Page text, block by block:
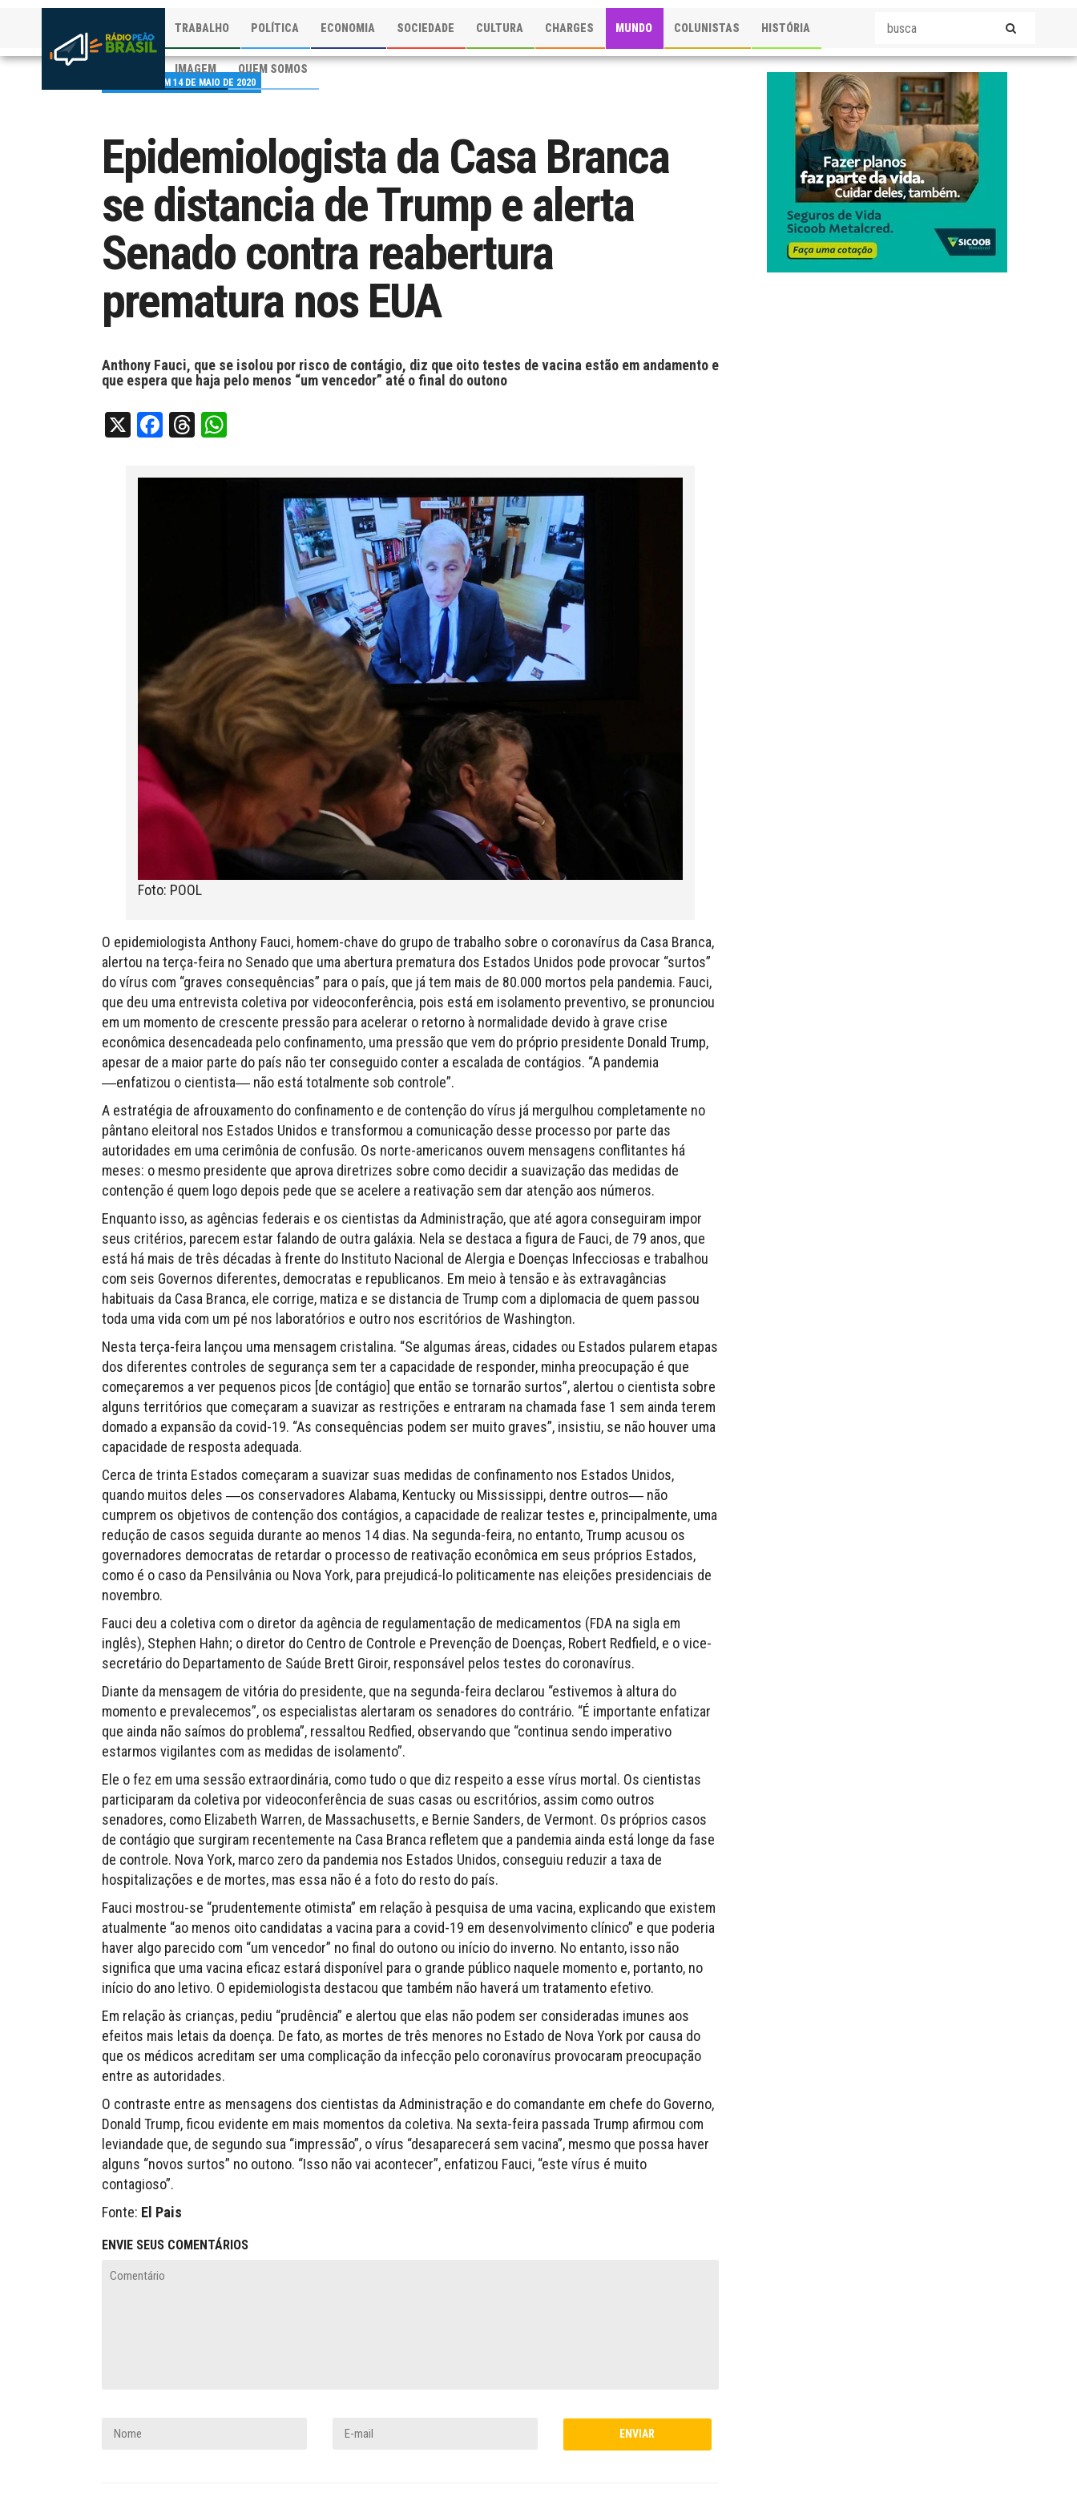
TRABALHO POLÍTICA ECONOMIA SOCIEDADE CULTURA CHARGES MUNDO COLUNISTAS HISTÓRIA
IMAGEM QUEM SOMOS
PUBLICADO EM 14 DE MAIO DE 2020
Epidemiologista da Casa Branca
se distancia de Trump e alerta
Senado contra reabertura
prematura nos EUA
Anthony Fauci, que se isolou por risco de contágio, diz que oito testes de vacina estão em andamento e
que espera que haja pelo menos “um vencedor” até o final do outono
X Facebook
Threads
Foto: POOL
O epidemiologista Anthony Fauci, homem-chave do grupo de trabalho sobre o coronavírus da Casa Branca,
alertou na terça-feira no Senado que uma abertura prematura dos Estados Unidos pode provocar “surtos”
do vírus com “graves consequências” para o país, que já tem mais de 80.000 mortos pela pandemia. Fauci,
que deu uma entrevista coletiva por videoconferência, pois está em isolamento preventivo, se pronunciou
em um momento de crescente pressão para acelerar o retorno à normalidade devido à grave crise
econômica desencadeada pelo confinamento, uma pressão que vem do próprio presidente Donald Trump,
apesar de a maior parte do país não ter conseguido conter a escalada de contágios. “A pandemia
―enfatizou o cientista― não está totalmente sob controle”.
A estratégia de afrouxamento do confinamento e de contenção do vírus já mergulhou completamente no
pântano eleitoral nos Estados Unidos e transformou a comunicação desse processo por parte das
autoridades em uma cerimônia de confusão. Os norte-americanos ouvem mensagens conflitantes há
meses: o mesmo presidente que aprova diretrizes sobre como decidir a suavização das medidas de
contenção é quem logo depois pede que se acelere a reativação sem dar atenção aos números.
Enquanto isso, as agências federais e os cientistas da Administração, que até agora conseguiram impor
seus critérios, parecem estar falando de outra galáxia. Nela se destaca a figura de Fauci, de 79 anos, que
está há mais de três décadas à frente do Instituto Nacional de Alergia e Doenças Infecciosas e trabalhou
com seis Governos diferentes, democratas e republicanos. Em meio à tensão e às extravagâncias
habituais da Casa Branca, ele corrige, matiza e se distancia de Trump com a diplomacia de quem passou
toda uma vida com um pé nos laboratórios e outro nos escritórios de Washington.
Nesta terça-feira lançou uma mensagem cristalina. “Se algumas áreas, cidades ou Estados pularem etapas
dos diferentes controles de segurança sem ter a capacidade de responder, minha preocupação é que
começaremos a ver pequenos picos [de contágio] que então se tornarão surtos”, alertou o cientista sobre
alguns territórios que começaram a suavizar as restrições e entraram na chamada fase 1 sem ainda terem
domado a expansão da covid-19. “As consequências podem ser muito graves”, insistiu, se não houver uma
capacidade de resposta adequada.
Cerca de trinta Estados começaram a suavizar suas medidas de confinamento nos Estados Unidos,
quando muitos deles ―os conservadores Alabama, Kentucky ou Mississippi, dentre outros― não
cumprem os objetivos de contenção dos contágios, a capacidade de realizar testes e, principalmente, uma
redução de casos seguida durante ao menos 14 dias. Na segunda-feira, no entanto, Trump acusou os
governadores democratas de retardar o processo de reativação econômica em seus próprios Estados,
como é o caso da Pensilvânia ou Nova York, para prejudicá-lo politicamente nas eleições presidenciais de
novembro.
Fauci deu a coletiva com o diretor da agência de regulamentação de medicamentos (FDA na sigla em
inglês), Stephen Hahn; o diretor do Centro de Controle e Prevenção de Doenças, Robert Redfield, e o vice-
secretário do Departamento de Saúde Brett Giroir, responsável pelos testes do coronavírus.
Diante da mensagem de vitória do presidente, que na segunda-feira declarou “estivemos à altura do
momento e prevalecemos”, os especialistas alertaram os senadores do contrário. “É importante enfatizar
que ainda não saímos do problema”, ressaltou Redfied, observando que “continua sendo imperativo
estarmos vigilantes com as medidas de isolamento”.
Ele o fez em uma sessão extraordinária, como tudo o que diz respeito a esse vírus mortal. Os cientistas
participaram da coletiva por videoconferência de suas casas ou escritórios, assim como outros
senadores, como Elizabeth Warren, de Massachusetts, e Bernie Sanders, de Vermont. Os próprios casos
de contágio que surgiram recentemente na Casa Branca refletem que a pandemia ainda está longe da fase
de controle. Nova York, marco zero da pandemia nos Estados Unidos, conseguiu reduzir a taxa de
hospitalizações e de mortes, mas essa não é a foto do resto do país.
Fauci mostrou-se “prudentemente otimista” em relação à pesquisa de uma vacina, explicando que existem
atualmente “ao menos oito candidatas a vacina para a covid-19 em desenvolvimento clínico” e que poderia
haver algo parecido com “um vencedor” no final do outono ou início do inverno. No entanto, isso não
significa que uma vacina eficaz estará disponível para o grande público naquele momento e, portanto, no
início do ano letivo. O epidemiologista destacou que também não haverá um tratamento efetivo.
Em relação às crianças, pediu “prudência” e alertou que elas não podem ser consideradas imunes aos
efeitos mais letais da doença. De fato, as mortes de três menores no Estado de Nova York por causa do
que os médicos acreditam ser uma complicação da infecção pelo coronavírus provocaram preocupação
entre as autoridades.
O contraste entre as mensagens dos cientistas da Administração e do comandante em chefe do Governo,
Donald Trump, ficou evidente em mais momentos da coletiva. Na sexta-feira passada Trump afirmou com
leviandade que, de segundo sua “impressão”, o vírus “desaparecerá sem vacina”, mesmo que possa haver
alguns “novos surtos” no outono. “Isso não vai acontecer”, enfatizou Fauci, “este vírus é muito
contagioso”.
Fonte: El Pais
ENVIE SEUS COMENTÁRIOS